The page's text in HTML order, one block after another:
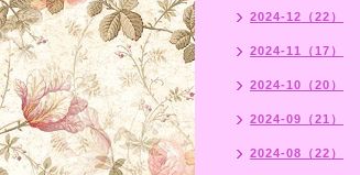
2024-12（22）
2024-11（17）
2024-10（20）
2024-09（21）
2024-08（22）